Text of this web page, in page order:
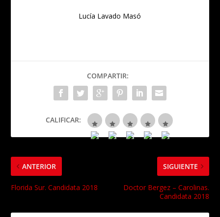
Lucía Lavado Masó
COMPARTIR:
CALIFICAR:
ANTERIOR
Florida Sur. Candidata 2018
SIGUIENTE
Doctor Bergez – Carolinas.
Candidata 2018